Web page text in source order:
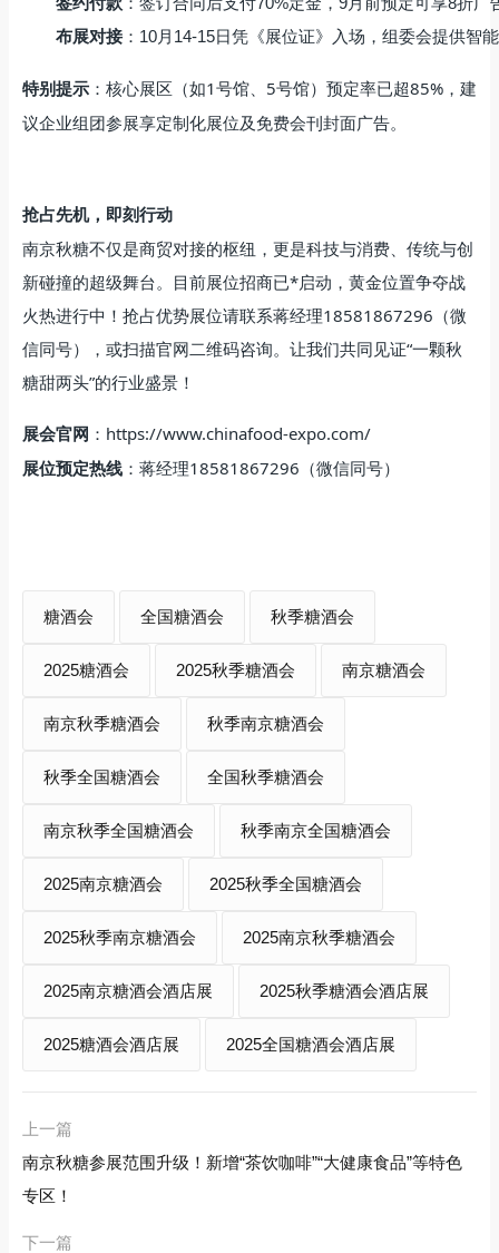
布展对接：10月14-15日凭《展位证》入场，组委会提供智
特别提示 ：核心展区（如1号馆、5号馆）预定率已超85%，建
议企业组团参展享定制化展位及免费会刊封面广告。
抢占先机，即刻行动
南京秋糖不仅是商贸对接的枢纽，更是科技与消费、传统与创
新碰撞的超级舞台。目前展位招商已*启动，黄金位置争夺战
火热进行中！抢占优势展位请联系蒋经理18581867296（微
信同号），或扫描官网二维码咨询。让我们共同见证“一颗秋
糖甜两头”的行业盛景！
展会官网 ：https://www.chinafood-expo.com/
展位预定热线 ：蒋经理18581867296（微信同号）
糖酒会 全国糖酒会 秋季糖酒会
2025糖酒会 2025秋季糖酒会 南京糖酒会
南京秋季糖酒会 秋季南京糖酒会
秋季全国糖酒会 全国秋季糖酒会
南京秋季全国糖酒会 秋季南京全国糖酒会
2025南京糖酒会 2025秋季全国糖酒会
2025秋季南京糖酒会 2025南京秋季糖酒会
2025南京糖酒会酒店展 2025秋季糖酒会酒店展
2025糖酒会酒店展 2025全国糖酒会酒店展
上一篇
南京秋糖参展范围升级！新增“茶饮咖啡”“大健康食品”等特色
专区！
下一篇